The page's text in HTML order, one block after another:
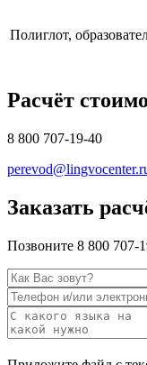
Полиглот,
Расчёт
8 800 707-19-40
Заказать
Позвоните 8 800 707-